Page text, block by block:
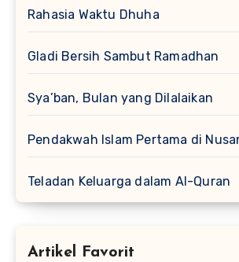
Rahasia Waktu Dhuha
Gladi Bersih Sambut Ramadhan
Sya’ban, Bulan yang Dilalaikan
Pendakwah Islam Pertama di
Teladan Keluarga dalam Al-Quran
Artikel Favorit